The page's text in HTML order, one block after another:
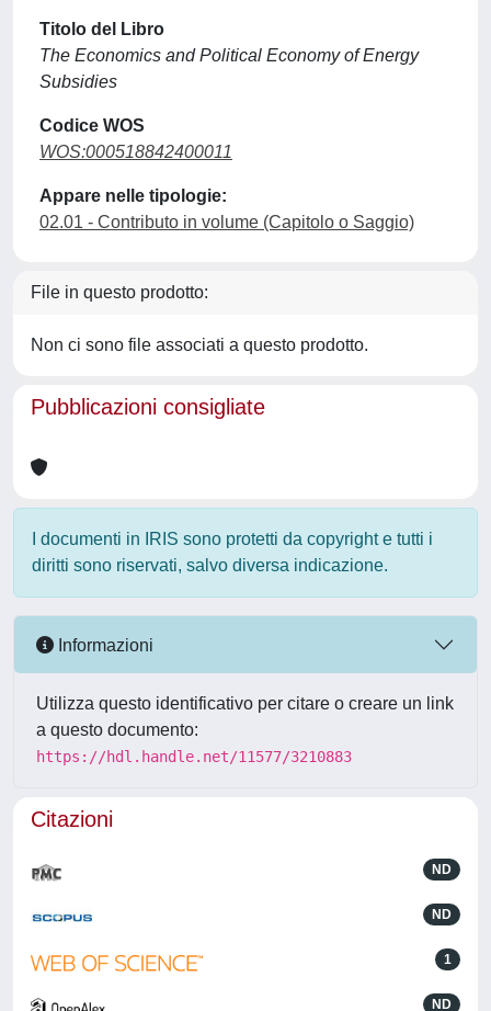
Titolo del Libro
The Economics and Political Economy of Energy
Subsidies
Codice WOS
WOS:000518842400011
Appare nelle tipologie:
02.01 - Contributo in volume (Capitolo o Saggio)
File in questo prodotto:
Non ci sono file associati a questo prodotto.
Pubblicazioni consigliate
I documenti in IRIS sono protetti da copyright e tutti i
diritti sono riservati, salvo diversa indicazione.
Informazioni
Utilizza questo identificativo per citare o creare un link
a questo documento:
https://hdl.handle.net/11577/3210883
Citazioni
ND
ND
1
ND